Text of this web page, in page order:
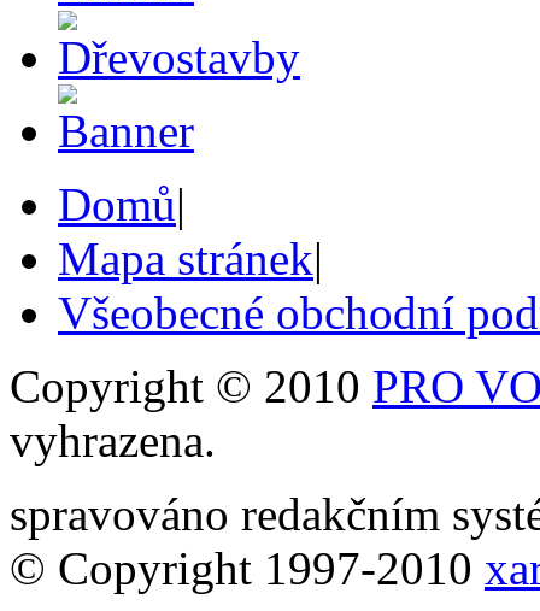
Domů|
Mapa stránek|
Všeobecné obchodní
Copyright © 2010 PRO
vyhrazena.
spravováno redakčním
© Copyright 1997-2010